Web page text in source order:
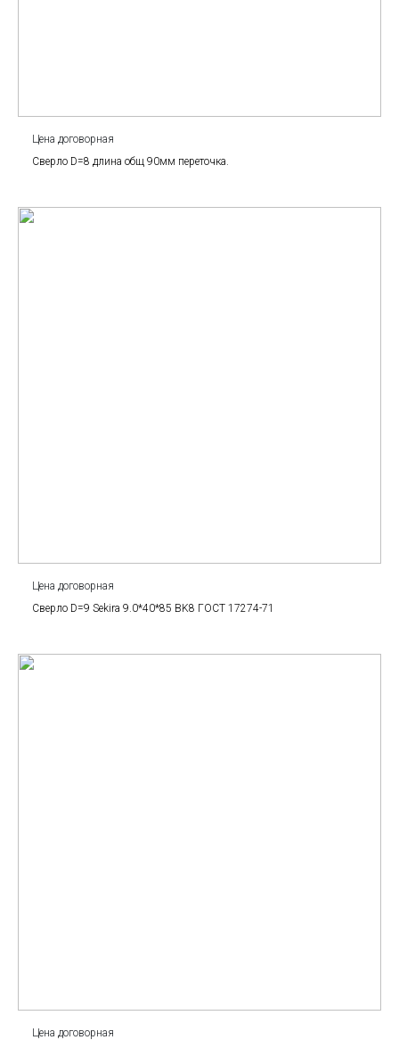
Цена договорная
Сверло D=8 длина общ 90мм переточка.
Цена договорная
Сверло D=9 Sekira 9.0*40*85 BK8 ГОСТ 17274-71
Цена договорная